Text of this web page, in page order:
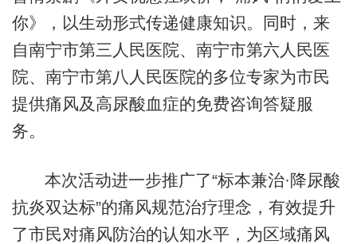
你》，以生动形式传递健康知识。同时，来
自南宁市第三人民医院、南宁市第六人民医
院、南宁市第八人民医院的多位专家为市民
提供痛风及高尿酸血症的免费咨询答疑服
务。
本次活动进一步推广了“标本兼治·降尿酸
抗炎双达标”的痛风规范治疗理念，有效提升
了市民对痛风防治的认知水平，为区域痛风